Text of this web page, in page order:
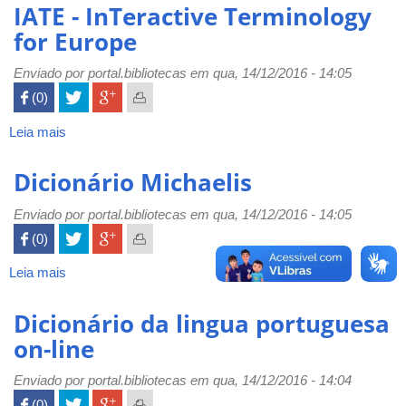
Administração
e
Negócios
IATE - InTeractive Terminology
for Europe
Enviado porportal.bibliotecas em qua, 14/12/2016 - 14:05
 (0)
Leia mais
InTeractive
Terminology
for
Europe
Dicionário Michaelis
Enviado porportal.bibliotecas em qua, 14/12/2016 - 14:05
 (0)
Leia mais
Dicionário da lingua portuguesa
on-line
Enviado porportal.bibliotecas em qua, 14/12/2016 - 14:04